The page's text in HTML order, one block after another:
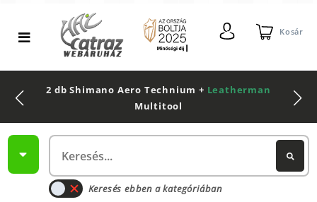
Kosár
2 db Shimano Aero Technium + Leatherman
Multitool
Keresés ebben a kategóriában